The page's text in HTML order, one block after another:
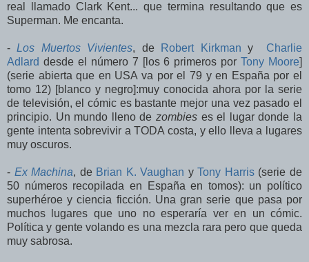
real llamado Clark Kent... que termina resultando que es
Superman. Me encanta.
-Los Muertos Vivientes, de Robert Kirkman y Charlie
Adlard desde el número 7 [los 6 primeros porTony Moore]
(serie abierta que en USA va por el 79 y en España por el
tomo 12) [blanco y negro]:muy conocida ahora por la serie
de televisión, el cómic es bastante mejor una vez pasado el
principio. Un mundo lleno de zombies es el lugar donde la
gente intenta sobrevivir a TODA costa, y ello lleva a lugares
muy oscuros.
- Ex Machina, de Brian K. Vaughan yTony Harris(serie de
50 números recopilada en España en tomos): un político
superhéroe y ciencia ficción. Una gran serie que pasa por
muchos lugares que uno no esperaría ver en un cómic.
Política y gente volando es una mezcla rara pero que queda
muy sabrosa.